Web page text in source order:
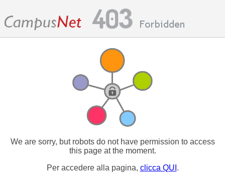
We are sorry, but robots do not have permission to access
this page at the moment.
Per accedere alla pagina, clicca QUI .